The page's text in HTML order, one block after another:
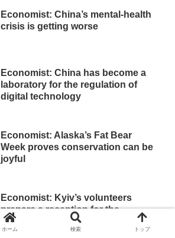
Economist: China’s mental-health
crisis is getting worse
Economist: China has become a
laboratory for the regulation of
digital technology
Economist: Alaska’s Fat Bear
Week proves conservation can be
joyful
Economist: Kyiv’s volunteers
prepare a reception for the
Russians
ホーム 検索 トップ